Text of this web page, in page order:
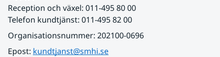
Reception och växel: 011-495 80 00
Telefon kundtjänst: 011-495 82 00
Organisationsnummer: 202100-0696
Epost: kundtjanst@smhi.se